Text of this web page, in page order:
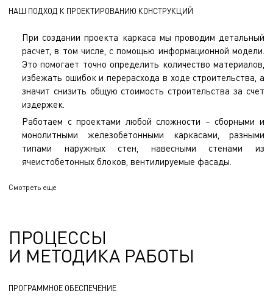
НАШ ПОДХОД К ПРОЕКТИРОВАНИЮ КОНСТРУКЦИЙ
При создании проекта каркаса мы проводим детальный
расчет, в том числе, с помощью информационной модели.
Это помогает точно определить количество материалов,
избежать ошибок и перерасхода в ходе строительства, а
значит снизить общую стоимость строительства за счет
издержек.
Работаем с проектами любой сложности – сборными и
монолитными железобетонными каркасами, разными
типами наружных стен, навесными стенами из
ячеистобетонных блоков, вентилируемые фасады.
материалы. Применяем энергоэффективные кирпичные
ЭНЭКА обладает большим опытом в проектировании жилых
зданий и комплексов, поэтому у нас также можно заказать
придомовой территории, общественных, торговых объектов.
Смотреть еще
ПРОЦЕССЫ
И МЕТОДИКА РАБОТЫ
ПРОГРАММНОЕ ОБЕСПЕЧЕНИЕ